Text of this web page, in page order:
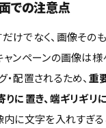
での注意点
けでなく、画像その
ャンペーンの画像は
・配置されるため、 重
りに置き、端ギリギ
内に文字を入れすぎ